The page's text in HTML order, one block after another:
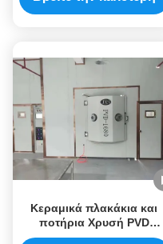
Κεραμικά πλακάκια και
ποτήρια Χρυσή PVD
Ελαστική Μηχανή